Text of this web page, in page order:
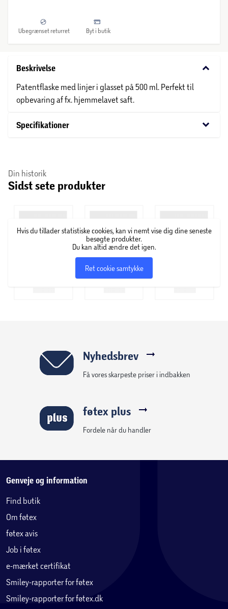
Ubegrænset returret Byt i butik
Beskrivelse keyboard_arrow_down
Patentflaske med linjer i glasset på 500 ml. Perfekt til
opbevaring af fx. hjemmelavet saft.
Specifikationer keyboard_arrow_down
Din historik
Sidst sete produkter
Hvis du tillader statistiske cookies, kan vi nemt vise dig dine seneste
besøgte produkter.
Du kan altid ændre det igen.
Ret cookie samtykke
Nyhedsbrev
Få vores skarpeste priser i indbakken
føtex plus
Fordele når du handler
Genveje og information
Find butik
Om føtex
føtex avis
Job i føtex
e-mærket certifikat
Smiley-rapporter for føtex
Smiley-rapporter for føtex.dk